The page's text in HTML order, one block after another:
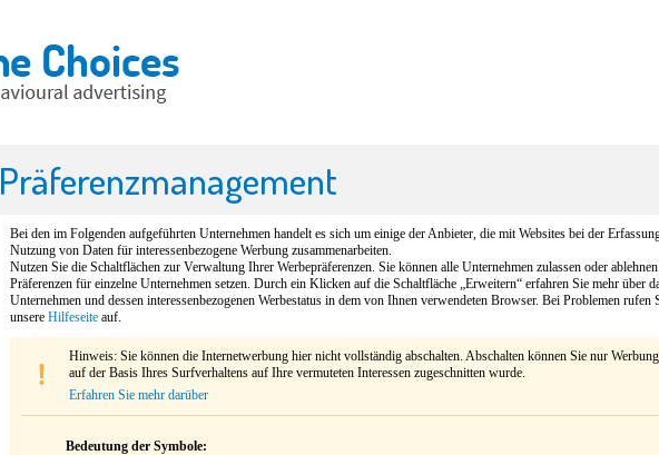
Präferenzmanagement
Bei den im Folgenden aufgeführten Unternehmen handelt es sich um einige der Anbieter, die mit Websites bei der
Nutzung von Daten für interessenbezogene Werbung zusammenarbeiten.
Nutzen Sie die Schaltflächen zur Verwaltung Ihrer Werbepräferenzen. Sie können alle Unternehmen zulassen oder
Präferenzen für einzelne Unternehmen setzen. Durch ein Klicken auf die Schaltfläche „Erweitern“ erfahren Sie mehr über
Unternehmen und dessen interessenbezogenen Werbestatus in dem von Ihnen verwendeten Browser. Bei Problemen rufen
unsere Hilfeseite auf.
Hinweis: Sie können die Internetwerbung hier nicht vollständig abschalten. Abschalten können Sie nur
auf der Basis Ihres Surfverhaltens auf Ihre vermuteten Interessen zugeschnitten wurde.
Erfahren Sie mehr darüber
Bedeutung der Symbole: